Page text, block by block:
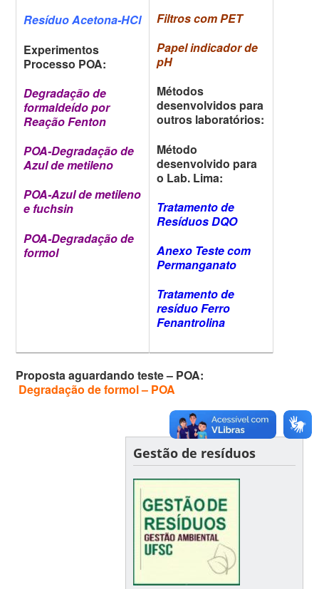
Resíduo Acetona-HCl
Experimentos
Processo POA:
Degradação de
formaldeído por
Reação Fenton
POA-Degradação de
Azul de metileno
POA-Azul de metileno
e fuchsin
POA-Degradação de
formol
Filtros com PET
Papel indicador de
pH
Métodos
desenvolvidos para
outros laboratórios:
Método
desenvolvido para
o Lab. Lima:
Tratamento de
Resíduos DQO
Anexo Teste com
Permanganato
Tratamento de
resíduo Ferro
Fenantrolina
Proposta aguardando teste – POA:
Degradação de formol – POA
Gestão de resíduos